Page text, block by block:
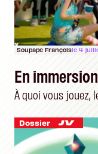
Soupape Françoisle 4
En
À quoi vous jouez,
Dossier